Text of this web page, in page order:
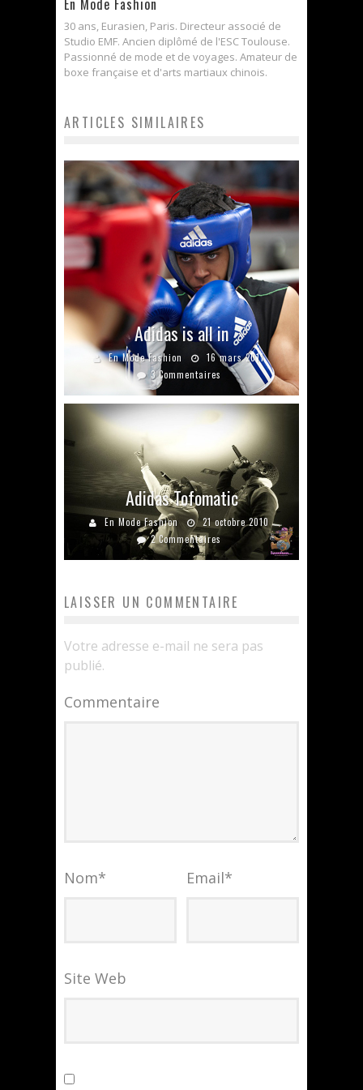
En Mode Fashion
30 ans, Eurasien, Paris. Directeur associé de
Studio EMF. Ancien diplômé de l'ESC Toulouse.
Passionné de mode et de voyages. Amateur de
boxe française et d'arts martiaux chinois.
ARTICLES SIMILAIRES
Adidas is all in
En Mode Fashion
16 mars 2011
3 Commentaires
Adidas Tofomatic
En Mode Fashion
21 octobre 2010
2 Commentaires
LAISSER UN COMMENTAIRE
Votre adresse e-mail ne sera pas
publié.
Commentaire
Nom* Email*
Site Web